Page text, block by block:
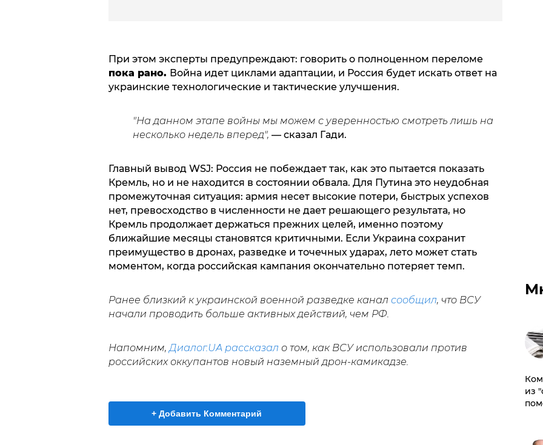
При этом эксперты предупреждают: говорить о полноценном переломе
пока рано. Война идет циклами адаптации, и Россия будет искать ответ на
украинские технологические и тактические улучшения.
"На данном этапе войны мы можем с уверенностью смотреть лишь на
несколько недель вперед", — сказал Гади.
Главный вывод WSJ: Россия не побеждает так, как это пытается показать
Кремль, но и не находится в состоянии обвала. Для Путина это неудобная
промежуточная ситуация: армия несет высокие потери, быстрых успехов
нет, превосходство в численности не дает решающего результата, но
Кремль продолжает держаться прежних целей, именно поэтому
ближайшие месяцы становятся критичными. Если Украина сохранит
преимущество в дронах, разведке и точечных ударах, лето может стать
моментом, когда российская кампания окончательно потеряет темп.
Ранее близкий к украинской военной разведке канал сообщил, что ВСУ
начали проводить больше активных действий, чем РФ.
Напомним, Диалог.UA рассказал о том, как ВСУ использовали против
российских оккупантов новый наземный дрон-камикадзе.
+ Добавить Комментарий
из